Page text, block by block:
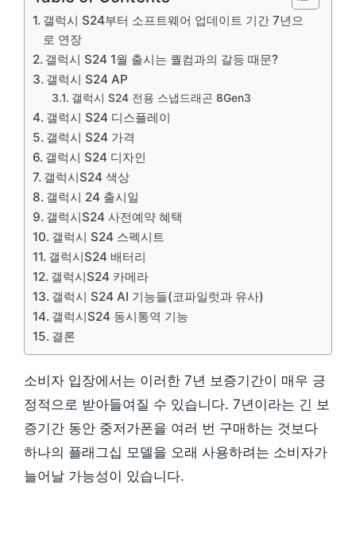
갤럭시 S24부터 소프트웨어 업데이트 기간 7년으
로 연장
갤럭시 S24 1월 출시는 퀄컴과의 갈등 때문?
갤럭시 S24 AP
갤럭시 S24 전용 스냅드래곤 8Gen3
갤럭시 S24 디스플레이
갤럭시 S24 가격
갤럭시 S24 디자인
갤럭시S24 색상
갤럭시 24 출시일
갤럭시S24 사전예약 혜택
갤럭시 S24 스펙시트
갤럭시S24 배터리
갤럭시S24 카메라
갤럭시 S24 AI 기능들(코파일럿과 유사)
갤럭시S24 동시통역 기능
결론
소비자 입장에서는 이러한 7년 보증기간이 매우 긍
정적으로 받아들여질 수 있습니다. 7년이라는 긴 보
증기간 동안 중저가폰을 여러 번 구매하는 것보다
하나의 플래그십 모델을 오래 사용하려는 소비자가
늘어날 가능성이 있습니다.